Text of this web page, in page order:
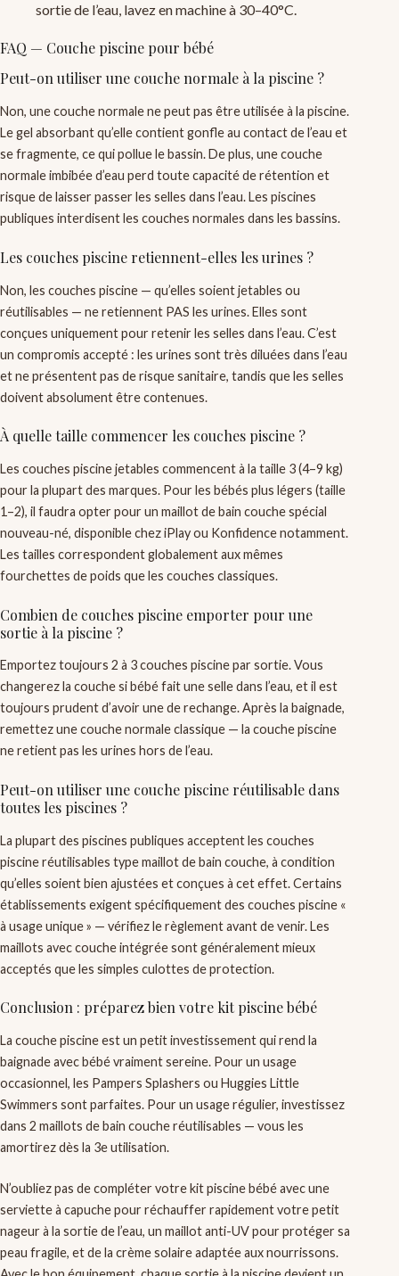
sortie de l’eau, lavez en machine à 30–40°C.
FAQ — Couche piscine pour bébé
Peut-on utiliser une couche normale à la piscine ?
Non, une couche normale ne peut pas être utilisée à la piscine.
Le gel absorbant qu’elle contient gonfle au contact de l’eau et
se fragmente, ce qui pollue le bassin. De plus, une couche
normale imbibée d’eau perd toute capacité de rétention et
risque de laisser passer les selles dans l’eau. Les piscines
publiques interdisent les couches normales dans les bassins.
Les couches piscine retiennent-elles les urines ?
Non, les couches piscine — qu’elles soient jetables ou
réutilisables — ne retiennent PAS les urines. Elles sont
conçues uniquement pour retenir les selles dans l’eau. C’est
un compromis accepté : les urines sont très diluées dans l’eau
et ne présentent pas de risque sanitaire, tandis que les selles
doivent absolument être contenues.
À quelle taille commencer les couches piscine ?
Les couches piscine jetables commencent à la taille 3 (4–9 kg)
pour la plupart des marques. Pour les bébés plus légers (taille
1–2), il faudra opter pour un maillot de bain couche spécial
nouveau-né, disponible chez iPlay ou Konfidence notamment.
Les tailles correspondent globalement aux mêmes
fourchettes de poids que les couches classiques.
Combien de couches piscine emporter pour une
sortie à la piscine ?
Emportez toujours 2 à 3 couches piscine par sortie. Vous
changerez la couche si bébé fait une selle dans l’eau, et il est
toujours prudent d’avoir une de rechange. Après la baignade,
remettez une couche normale classique — la couche piscine
ne retient pas les urines hors de l’eau.
Peut-on utiliser une couche piscine réutilisable dans
toutes les piscines ?
La plupart des piscines publiques acceptent les couches
piscine réutilisables type maillot de bain couche, à condition
qu’elles soient bien ajustées et conçues à cet effet. Certains
établissements exigent spécifiquement des couches piscine «
à usage unique » — vérifiez le règlement avant de venir. Les
maillots avec couche intégrée sont généralement mieux
acceptés que les simples culottes de protection.
Conclusion : préparez bien votre kit piscine bébé
La couche piscine est un petit investissement qui rend la
baignade avec bébé vraiment sereine. Pour un usage
occasionnel, les Pampers Splashers ou Huggies Little
Swimmers sont parfaites. Pour un usage régulier, investissez
dans 2 maillots de bain couche réutilisables — vous les
amortirez dès la 3e utilisation.
N’oubliez pas de compléter votre kit piscine bébé avec une
serviette à capuche pour réchauffer rapidement votre petit
nageur à la sortie de l’eau, un maillot anti-UV pour protéger sa
peau fragile, et de la crème solaire adaptée aux nourrissons.